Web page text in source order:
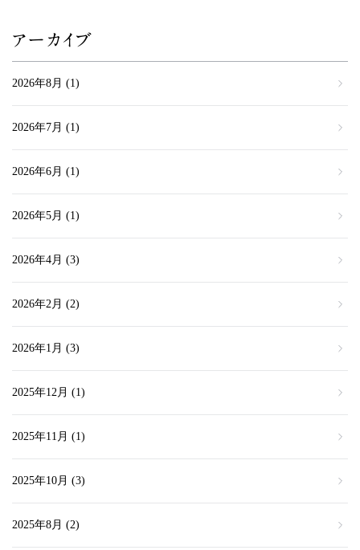
アーカイブ
2026年8月 (1)
2026年7月 (1)
2026年6月 (1)
2026年5月 (1)
2026年4月 (3)
2026年2月 (2)
2026年1月 (3)
2025年12月 (1)
2025年11月 (1)
2025年10月 (3)
2025年8月 (2)